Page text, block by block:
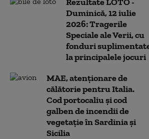
Duminică, 12 iulie
2026: Tragerile
Speciale ale Verii, cu
fonduri
la principalele jocuri
MAE, atenționare de
călătorie pentru Italia.
Cod portocaliu și cod
galben de incendii de
vegetație în Sardinia și
Sicilia